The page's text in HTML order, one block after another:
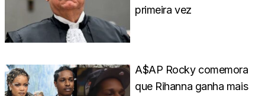
primeira vez
A$AP Rocky comemora
que Rihanna ganha mais